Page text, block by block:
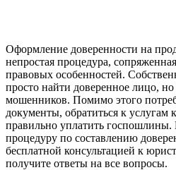
Оформление доверенности на
непростая процедура,
правовых особенностей.
просто найти доверенное лицо, но
мошенников. Помимо этого
документы, обратиться к услугам
правильно уплатить госпошлины.
процедуру по составлению
бесплатной консультацией к
получите ответы на все вопросы.